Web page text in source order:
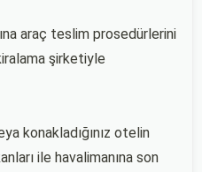
araç teslim prosedürlerini
şirketiyle
konakladığınız otelin
ile havalimanına son